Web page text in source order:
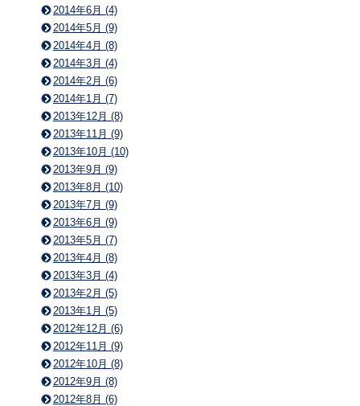
2014年6月 (4)
2014年5月 (9)
2014年4月 (8)
2014年3月 (4)
2014年2月 (6)
2014年1月 (7)
2013年12月 (8)
2013年11月 (9)
2013年10月 (10)
2013年9月 (9)
2013年8月 (10)
2013年7月 (9)
2013年6月 (9)
2013年5月 (7)
2013年4月 (8)
2013年3月 (4)
2013年2月 (5)
2013年1月 (5)
2012年12月 (6)
2012年11月 (9)
2012年10月 (8)
2012年9月 (8)
2012年8月 (6)